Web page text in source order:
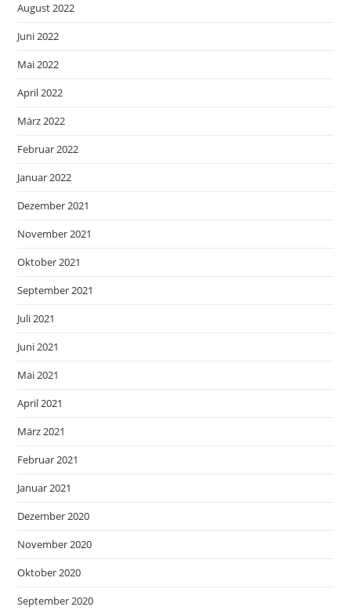
August 2022
Juni 2022
Mai 2022
April 2022
März 2022
Februar 2022
Januar 2022
Dezember 2021
November 2021
Oktober 2021
September 2021
Juli 2021
Juni 2021
Mai 2021
April 2021
März 2021
Februar 2021
Januar 2021
Dezember 2020
November 2020
Oktober 2020
September 2020